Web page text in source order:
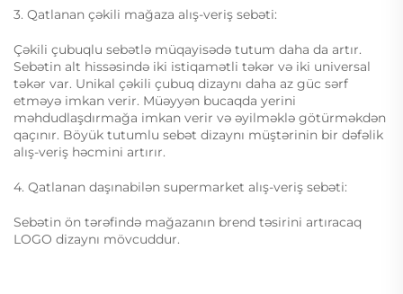
3. Qatlanan çəkili mağaza alış-veriş sebəti:
Çəkili çubuqlu sebətlə müqayisədə tutum daha da artır.
Sebətin alt hissəsində iki istiqamətli təkər və iki universal
təkər var. Unikal çəkili çubuq dizaynı daha az güc sərf
etməyə imkan verir. Müəyyən bucaqda yerini
məhdudlaşdırmağa imkan verir və əyilməklə götürməkdən
qaçınır. Böyük tutumlu sebət dizaynı müştərinin bir dəfəlik
alış-veriş həcmini artırır.
4. Qatlanan daşınabilən supermarket alış-veriş sebəti:
Sebətin ön tərəfində mağazanın brend təsirini artıracaq
LOGO dizaynı mövcuddur.